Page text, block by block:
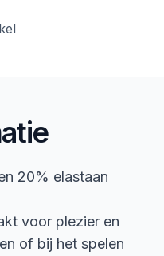
20% elastaan
voor plezier en
of bij het spelen